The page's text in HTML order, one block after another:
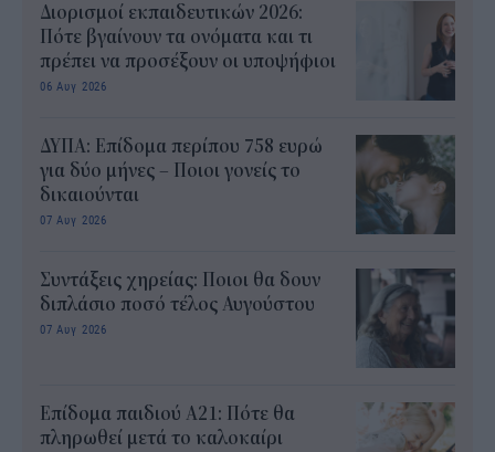
Διορισμοί εκπαιδευτικών 2026:
Πότε βγαίνουν τα ονόματα και τι
πρέπει να προσέξουν οι υποψήφιοι
06 Αυγ 2026
ΔΥΠΑ: Επίδομα περίπου 758 ευρώ
για δύο μήνες – Ποιοι γονείς το
δικαιούνται
07 Αυγ 2026
Συντάξεις χηρείας: Ποιοι θα δουν
διπλάσιο ποσό τέλος Αυγούστου
07 Αυγ 2026
Επίδομα παιδιού Α21: Πότε θα
πληρωθεί μετά το καλοκαίρι